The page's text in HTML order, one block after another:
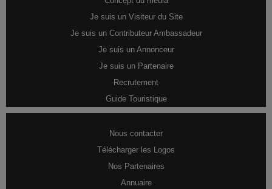
Je suis un Visiteur du Site
Je suis un Contributeur Ambassadeur
Je suis un Annonceur
Je suis un Partenaire
Recrutement
Guide Touristique
Nous contacter
Télécharger les Logos
Nos Partenaires
Annuaire